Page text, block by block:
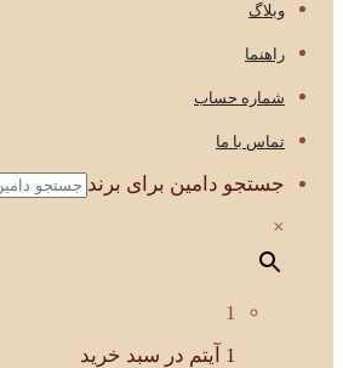
وبلاگ
راهنما
شماره حساب
تماس با ما
جستجو دامین برای برند
×
1
1 آیتم در سبد خرید